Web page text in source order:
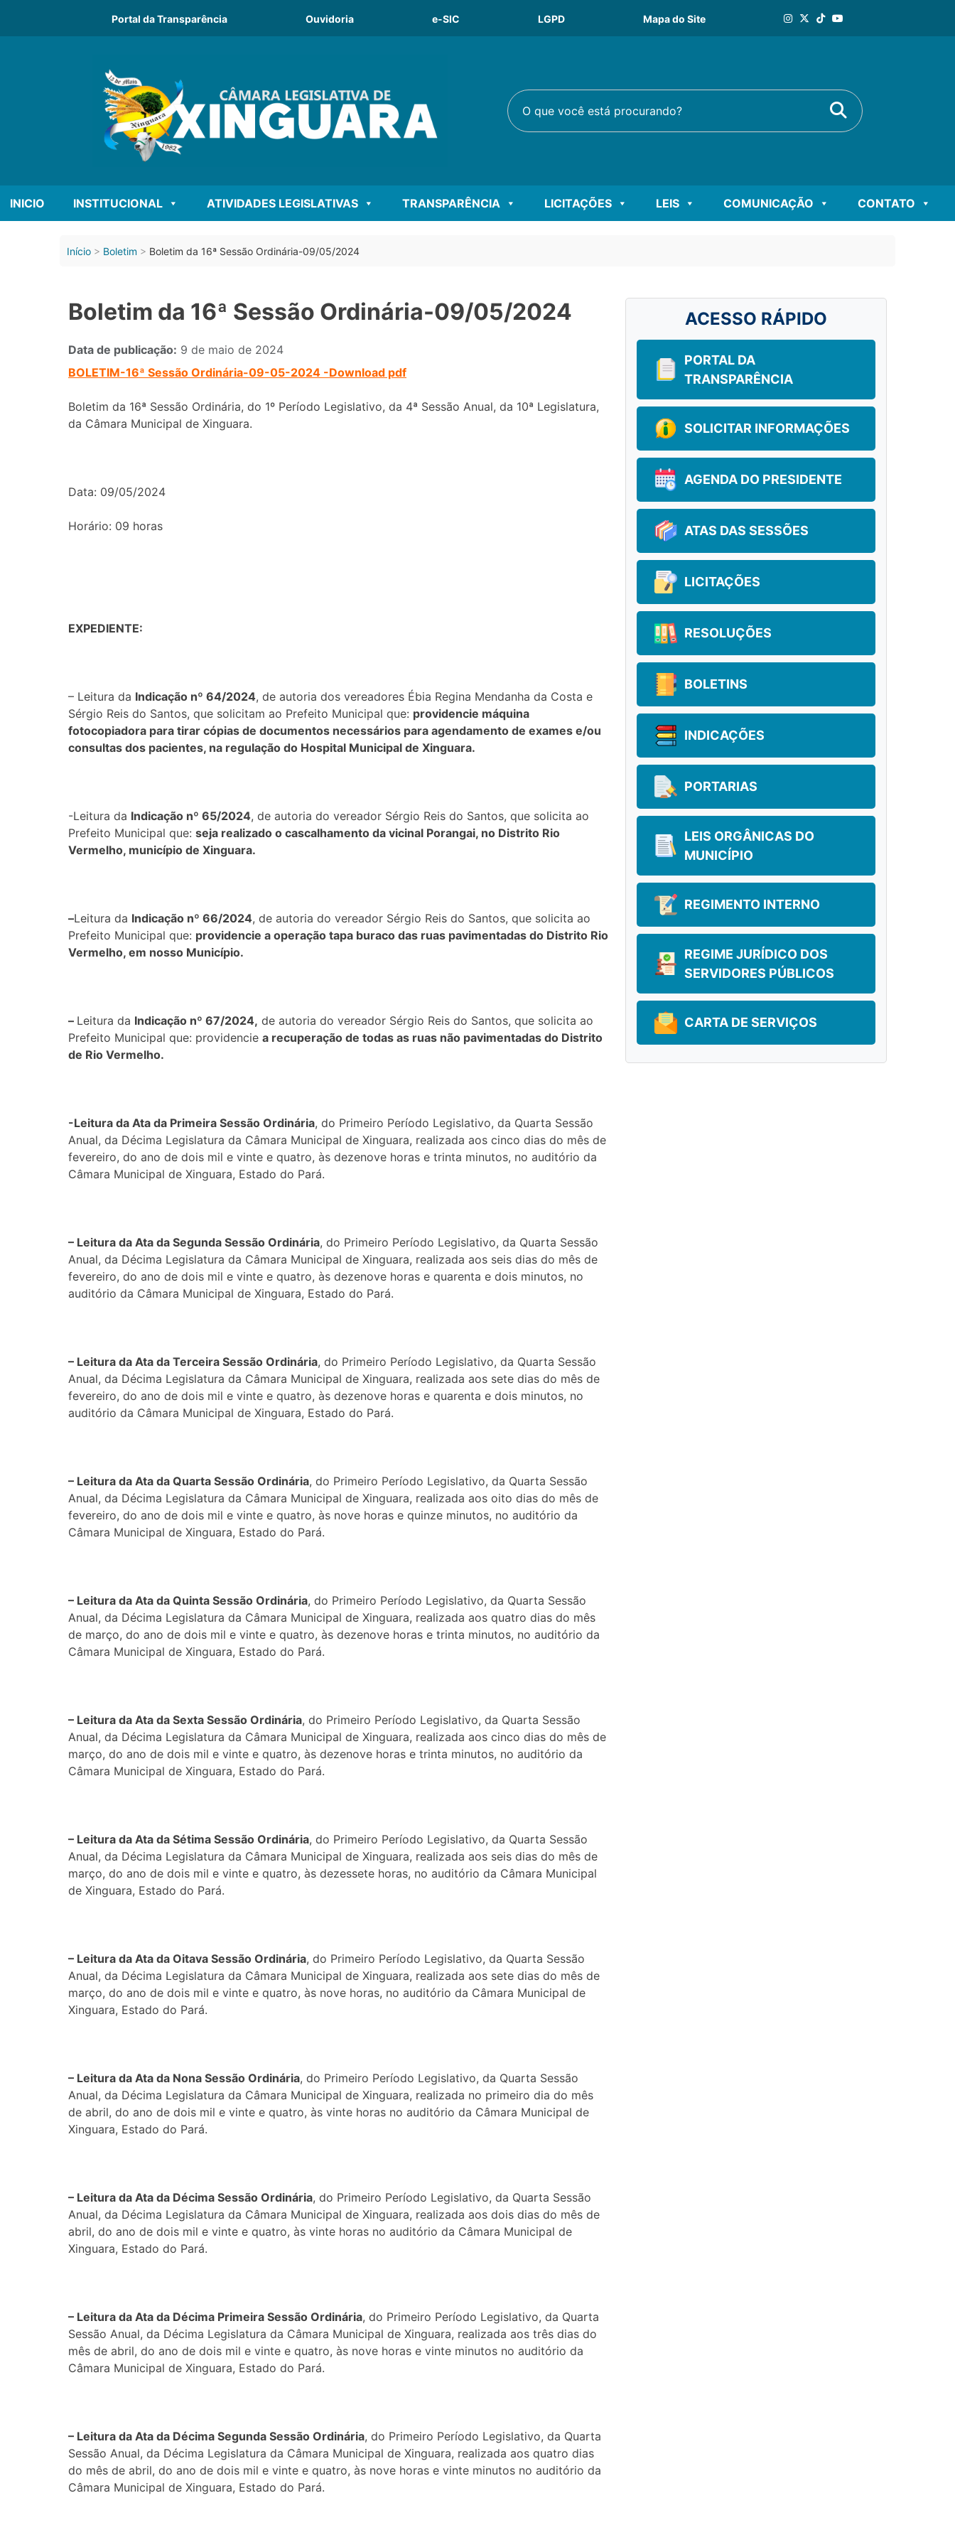
Portal da Transparência Ouvidoria e-SIC LGPD Mapa do Site
O que você está procurando? Buscar
INICIO INSTITUCIONAL ATIVIDADES LEGISLATIVAS TRANSPARÊNCIA LICITAÇÕES LEIS COMUNICAÇÃO CONTATO
Início Boletim Boletim da 16ª Sessão Ordinária-09/05/2024
Boletim da 16ª Sessão Ordinária-09/05/2024
Data de publicação: 9 de maio de 2024
BOLETIM-16ª Sessão Ordinária-09-05-2024 -Download pdf
Boletim da 16ª Sessão Ordinária, do 1º Período Legislativo, da 4ª Sessão Anual, da 10ª Legislatura,
da Câmara Municipal de Xinguara.
Data: 09/05/2024
Horário: 09 horas
EXPEDIENTE:
– Leitura da Indicação nº 64/2024, de autoria dos vereadores Ébia Regina Mendanha da Costa e
Sérgio Reis do Santos, que solicitam ao Prefeito Municipal que: providencie máquina
fotocopiadora para tirar cópias de documentos necessários para agendamento de exames e/ou
consultas dos pacientes, na regulação do Hospital Municipal de Xinguara.
-Leitura da Indicação nº 65/2024, de autoria do vereador Sérgio Reis do Santos, que solicita ao
Prefeito Municipal que: seja realizado o cascalhamento da vicinal Porangai, no Distrito Rio
Vermelho, município de Xinguara.
–Leitura da Indicação nº 66/2024, de autoria do vereador Sérgio Reis do Santos, que solicita ao
Prefeito Municipal que: providencie a operação tapa buraco das ruas pavimentadas do Distrito Rio
Vermelho, em nosso Município.
– Leitura da Indicação nº 67/2024, de autoria do vereador Sérgio Reis do Santos, que solicita ao
Prefeito Municipal que: providencie a recuperação de todas as ruas não pavimentadas do Distrito
de Rio Vermelho.
-Leitura da Ata da Primeira Sessão Ordinária, do Primeiro Período Legislativo, da Quarta Sessão
Anual, da Décima Legislatura da Câmara Municipal de Xinguara, realizada aos cinco dias do mês de
fevereiro, do ano de dois mil e vinte e quatro, às dezenove horas e trinta minutos, no auditório da
Câmara Municipal de Xinguara, Estado do Pará.
– Leitura da Ata da Segunda Sessão Ordinária, do Primeiro Período Legislativo, da Quarta Sessão
Anual, da Décima Legislatura da Câmara Municipal de Xinguara, realizada aos seis dias do mês de
fevereiro, do ano de dois mil e vinte e quatro, às dezenove horas e quarenta e dois minutos, no
auditório da Câmara Municipal de Xinguara, Estado do Pará.
– Leitura da Ata da Terceira Sessão Ordinária, do Primeiro Período Legislativo, da Quarta Sessão
Anual, da Décima Legislatura da Câmara Municipal de Xinguara, realizada aos sete dias do mês de
fevereiro, do ano de dois mil e vinte e quatro, às dezenove horas e quarenta e dois minutos, no
auditório da Câmara Municipal de Xinguara, Estado do Pará.
– Leitura da Ata da Quarta Sessão Ordinária, do Primeiro Período Legislativo, da Quarta Sessão
Anual, da Décima Legislatura da Câmara Municipal de Xinguara, realizada aos oito dias do mês de
fevereiro, do ano de dois mil e vinte e quatro, às nove horas e quinze minutos, no auditório da
Câmara Municipal de Xinguara, Estado do Pará.
– Leitura da Ata da Quinta Sessão Ordinária, do Primeiro Período Legislativo, da Quarta Sessão
Anual, da Décima Legislatura da Câmara Municipal de Xinguara, realizada aos quatro dias do mês
de março, do ano de dois mil e vinte e quatro, às dezenove horas e trinta minutos, no auditório da
Câmara Municipal de Xinguara, Estado do Pará.
– Leitura da Ata da Sexta Sessão Ordinária, do Primeiro Período Legislativo, da Quarta Sessão
Anual, da Décima Legislatura da Câmara Municipal de Xinguara, realizada aos cinco dias do mês de
março, do ano de dois mil e vinte e quatro, às dezenove horas e trinta minutos, no auditório da
Câmara Municipal de Xinguara, Estado do Pará.
– Leitura da Ata da Sétima Sessão Ordinária, do Primeiro Período Legislativo, da Quarta Sessão
Anual, da Décima Legislatura da Câmara Municipal de Xinguara, realizada aos seis dias do mês de
março, do ano de dois mil e vinte e quatro, às dezessete horas, no auditório da Câmara Municipal
de Xinguara, Estado do Pará.
– Leitura da Ata da Oitava Sessão Ordinária, do Primeiro Período Legislativo, da Quarta Sessão
Anual, da Décima Legislatura da Câmara Municipal de Xinguara, realizada aos sete dias do mês de
março, do ano de dois mil e vinte e quatro, às nove horas, no auditório da Câmara Municipal de
Xinguara, Estado do Pará.
– Leitura da Ata da Nona Sessão Ordinária, do Primeiro Período Legislativo, da Quarta Sessão
Anual, da Décima Legislatura da Câmara Municipal de Xinguara, realizada no primeiro dia do mês
de abril, do ano de dois mil e vinte e quatro, às vinte horas no auditório da Câmara Municipal de
Xinguara, Estado do Pará.
– Leitura da Ata da Décima Sessão Ordinária, do Primeiro Período Legislativo, da Quarta Sessão
Anual, da Décima Legislatura da Câmara Municipal de Xinguara, realizada aos dois dias do mês de
abril, do ano de dois mil e vinte e quatro, às vinte horas no auditório da Câmara Municipal de
Xinguara, Estado do Pará.
– Leitura da Ata da Décima Primeira Sessão Ordinária, do Primeiro Período Legislativo, da Quarta
Sessão Anual, da Décima Legislatura da Câmara Municipal de Xinguara, realizada aos três dias do
mês de abril, do ano de dois mil e vinte e quatro, às nove horas e vinte minutos no auditório da
Câmara Municipal de Xinguara, Estado do Pará.
– Leitura da Ata da Décima Segunda Sessão Ordinária, do Primeiro Período Legislativo, da Quarta
Sessão Anual, da Décima Legislatura da Câmara Municipal de Xinguara, realizada aos quatro dias
do mês de abril, do ano de dois mil e vinte e quatro, às nove horas e vinte minutos no auditório da
Câmara Municipal de Xinguara, Estado do Pará.
ACESSO RÁPIDO
PORTAL DA
TRANSPARÊNCIA
SOLICITAR INFORMAÇÕES
AGENDA DO PRESIDENTE
ATAS DAS SESSÕES
LICITAÇÕES
RESOLUÇÕES
BOLETINS
INDICAÇÕES
PORTARIAS
LEIS ORGÂNICAS DO
MUNICÍPIO
REGIMENTO INTERNO
REGIME JURÍDICO DOS
SERVIDORES PÚBLICOS
CARTA DE SERVIÇOS